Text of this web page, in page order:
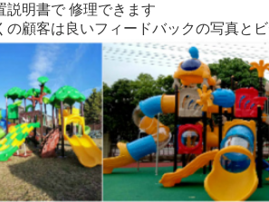
説明書で 修理できます
の顧客は良いフィードバックの写真と